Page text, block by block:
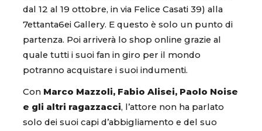
dal 12 al 19 ottobre, in via Felice Casati 39) alla
7ettanta6ei Gallery. E questo è solo un punto di
partenza. Poi arriverà lo shop online grazie al
quale tutti i suoi fan in giro per il mondo
potranno acquistare i suoi indumenti.
Con Marco Mazzoli, Fabio Alisei, Paolo Noise
e gli altri ragazzacci, l’attore non ha parlato
solo dei suoi capi d’abbigliamento e del suo